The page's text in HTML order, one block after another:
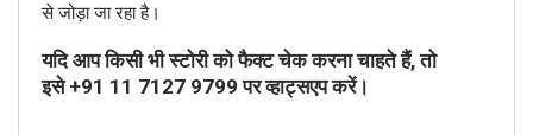
से जोड़ा जा रहा है।
यदि आप किसी भी स्टोरी को फैक्ट चेक करना चाहते हैं, तो
इसे+91 11 7127 9799पर व्हाट्सएप करें।